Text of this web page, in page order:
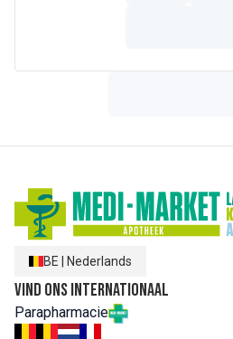
BE Nederlands
Vind ons internationaal
Parapharmacie